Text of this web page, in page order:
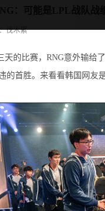
：可能是LPL战队战
伐木累
的比赛，RNG意外输给
的首胜。来看看韩国网友